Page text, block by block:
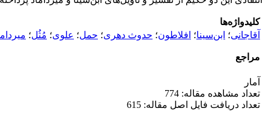
کلیدواژه‌ها
آقاجانی؛ ابن‌سینا؛ افلاطون؛ حدوث دهری؛ حمل؛ علوی؛ مُثُل؛
مراجع
آمار
تعداد مشاهده مقاله: 774
تعداد دریافت فایل اصل مقاله: 615